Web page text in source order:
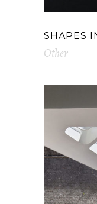
SHAPES
Other